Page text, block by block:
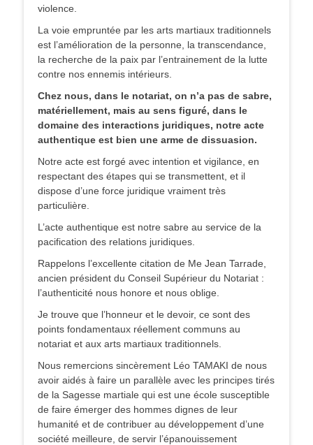
violence.
La voie empruntée par les arts martiaux traditionnels
est l’amélioration de la personne, la transcendance,
la recherche de la paix par l’entrainement de la lutte
contre nos ennemis intérieurs.
Chez nous, dans le notariat, on n’a pas de sabre,
matériellement, mais au sens figuré, dans le
domaine des interactions juridiques, notre acte
authentique est bien une arme de dissuasion.
Notre acte est forgé avec intention et vigilance, en
respectant des étapes qui se transmettent, et il
dispose d’une force juridique vraiment très
particulière.
L’acte authentique est notre sabre au service de la
pacification des relations juridiques.
Rappelons l’excellente citation de Me Jean Tarrade,
ancien président du Conseil Supérieur du Notariat :
l’authenticité nous honore et nous oblige.
Je trouve que l’honneur et le devoir, ce sont des
points fondamentaux réellement communs au
notariat et aux arts martiaux traditionnels.
Nous remercions sincèrement Léo TAMAKI de nous
avoir aidés à faire un parallèle avec les principes tirés
de la Sagesse martiale qui est une école susceptible
de faire émerger des hommes dignes de leur
humanité et de contribuer au développement d’une
société meilleure, de servir l’épanouissement